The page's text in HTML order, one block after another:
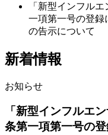
「新型インフル
一項第一号の登録
の告示について
新着情報
お知らせ
「新型インフルエ
条第一項第一号の